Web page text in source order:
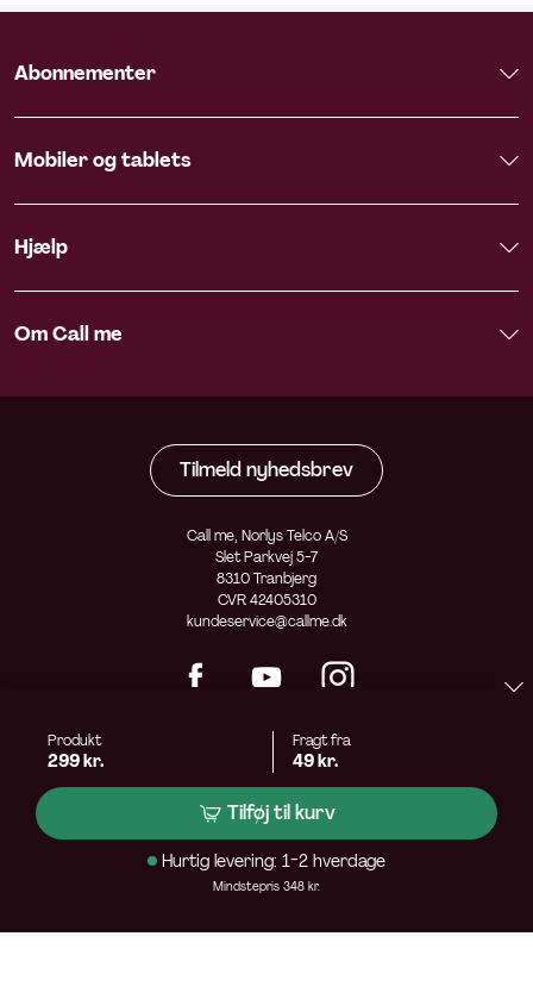
Produkt
299 kr.
Fragt fra
49 kr.
Tilføj til kurv
Hurtig levering: 1-2 hverdage
Mindstepris 348 kr.
Abonnementer
Mobiler og tablets
Hjælp
Om Call me
Tilmeld nyhedsbrev
Call me, Norlys Telco A/S
Slet Parkvej 5-7
8310 Tranbjerg
CVR 42405310
kundeservice@callme.dk